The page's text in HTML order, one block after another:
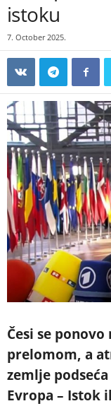
istoku
7. October 2025.
Česi se
prelomom, a
zemlje
Evropa – Istok